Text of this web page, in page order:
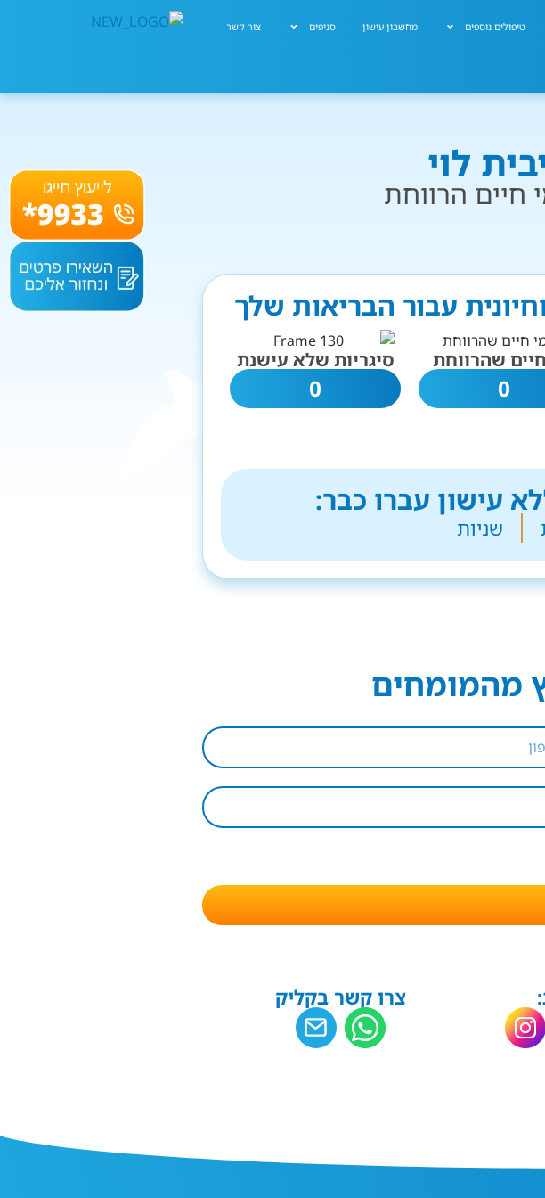
טיפולים נוספים מחשבון עישון סניפים צור קשר
לוי
חיים הרווחת
עבור הבריאות שלך
שהרווחת
0
סיגריות שלא עישנת
0
עישון עברו כבר:
שניות
מהמומחים
צרו קשר בקליק